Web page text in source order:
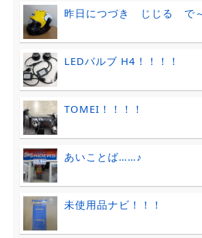
昨日につづき じじる で～
LEDバルブ H4！！！！
TOMEI！！！！
あいことば……♪
未使用品ナビ！！！